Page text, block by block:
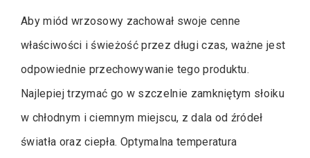
Aby miód wrzosowy zachował swoje cenne
właściwości i świeżość przez długi czas, ważne jest
odpowiednie przechowywanie tego produktu.
Najlepiej trzymać go w szczelnie zamkniętym słoiku
w chłodnym i ciemnym miejscu, z dala od źródeł
światła oraz ciepła. Optymalna temperatura